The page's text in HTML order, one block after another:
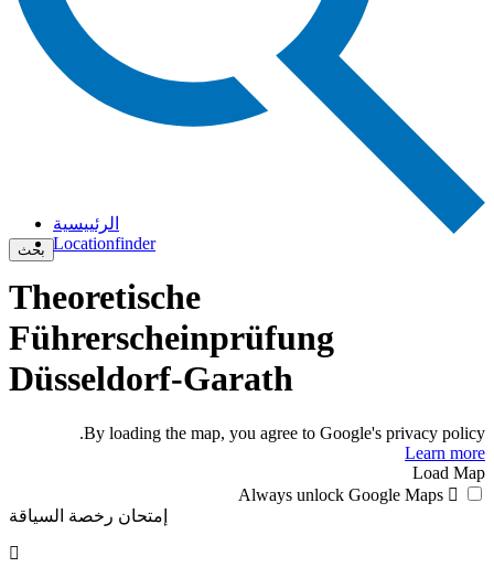
بحث
الرئييسية
Locationfinder
Theoretische
Führerscheinprüfung
Düsseldorf-Garath
By loading the map, you agree to Google's privacy policy.
Learn more
Load Map
Always unlock Google Maps
إمتحان رخصة السياقة